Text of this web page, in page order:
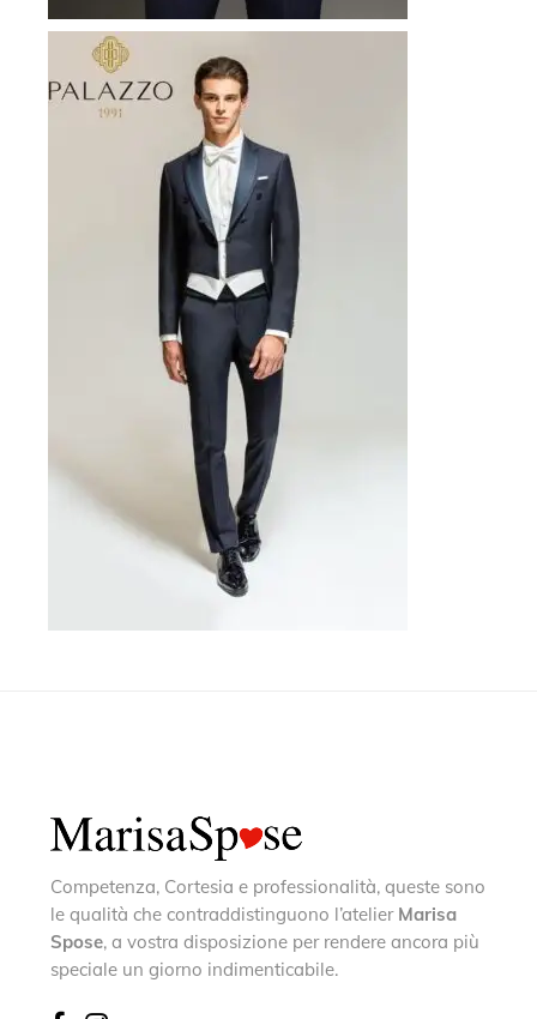
Competenza, Cortesia e professionalità, queste sono
le qualità che contraddistinguono l’atelier Marisa
Spose, a vostra disposizione per rendere ancora più
speciale un giorno indimenticabile.